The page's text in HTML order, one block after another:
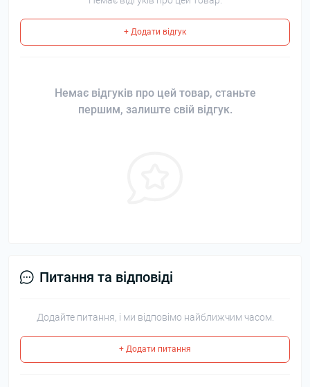
+ Додати відгук
Немає відгуків про цей товар, станьте
першим, залиште свій відгук.
Питання та відповіді
Додайте питання, і ми відповімо найближчим часом.
+ Додати питання